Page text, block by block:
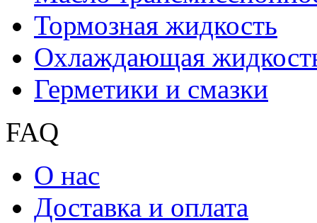
Тормозная жидкость
Охлаждающая
Герметики и смазки
FAQ
О нас
Доставка и оплата